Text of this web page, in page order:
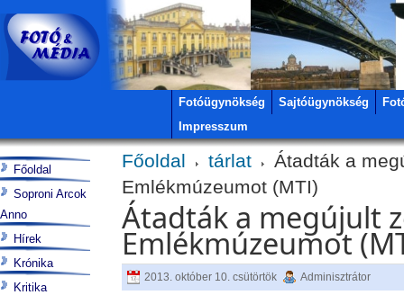
Fotóügynökség Sajtóügynökség
Impresszum
Főoldal tárlat
Átadták a
Emlékmúzeumot (MTI)
Átadták a megújult
Emlékmúzeumot
2013. október 10. csütörtök Adminisztrátor
Főoldal
Soproni Arcok
Anno
Hírek
Krónika
Kritika